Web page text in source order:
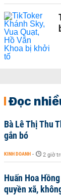
Đọc
Bà Lê Thị Thu
gắn bó
KINH DOANH - 2 giờ
Huấn Hoa
quyền xã,